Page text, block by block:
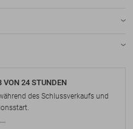
VON 24 STUNDEN
des Schlussverkaufs und